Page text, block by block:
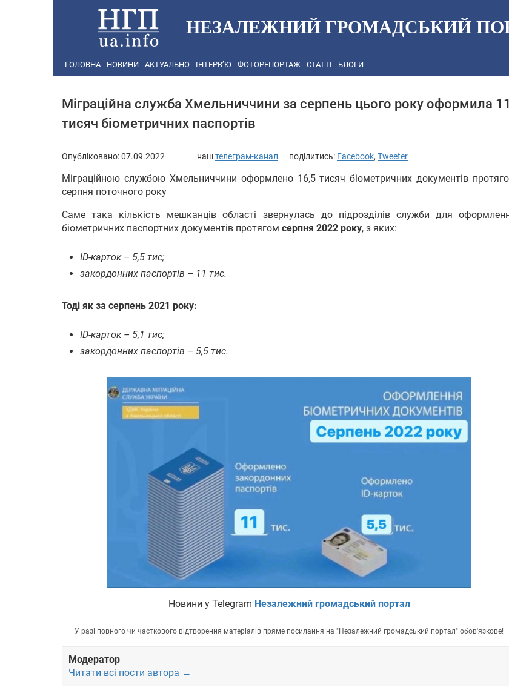
НЕЗАЛЕЖНИЙ ГРОМАДСЬКИЙ
ГОЛОВНА НОВИНИ АКТУАЛЬНО ІНТЕРВ’Ю ФОТОРЕПОРТАЖ СТАТТІ БЛОГИ
Міграційна служба Хмельниччини за серпень цього року оформила 11
тисяч біометричних паспортів
Опубліковано:07.09.2022 наштелеграм-канал поділитись: Facebook, Tweeter
Міграційною службою Хмельниччини оформлено 16,5 тисяч біометричних документів
серпня поточного року
Саме така кількість мешканців області звернулась до підрозділів служби для
біометричних паспортних документів протягом серпня 2022 року, з яких:
ID-карток – 5,5 тис;
закордонних паспортів – 11 тис.
Тоді як за серпень 2021 року:
ID-карток – 5,1 тис;
закордонних паспортів – 5,5 тис.
Новини у Telegram Незалежний громадський портал
У разі повного чи часткового відтворення матеріалів пряме посилання на "Незалежний громадський портал" обов'язкове!
Модератор
Читати всі пости автора →